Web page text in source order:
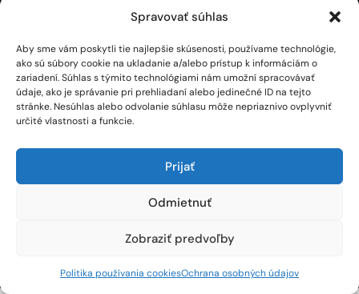
Spravovať súhlas
Aby sme vám poskytli tie najlepšie skúsenosti, používame technológie,
ako sú súbory cookie na ukladanie a/alebo prístup k informáciám o
zariadení. Súhlas s týmito technológiami nám umožní spracovávať
údaje, ako je správanie pri prehliadaní alebo jedinečné ID na tejto
stránke. Nesúhlas alebo odvolanie súhlasu môže nepriaznivo ovplyvniť
určité vlastnosti a funkcie.
Prijať
Odmietnuť
Zobraziť predvoľby
Politika používania cookiesOchrana osobných údajov
Slovenská republika
Politika používania cookies
Mapa
Lignotesting, a. s. © 2024 | Všetky práva vyhradené. | Vytvoril: Marek Heinfarth.